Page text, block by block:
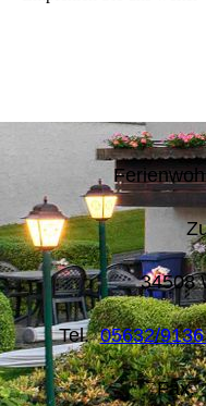
34508
Tel. 05632/
Fax.